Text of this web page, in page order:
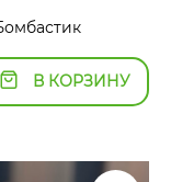
В КОРЗИНУ